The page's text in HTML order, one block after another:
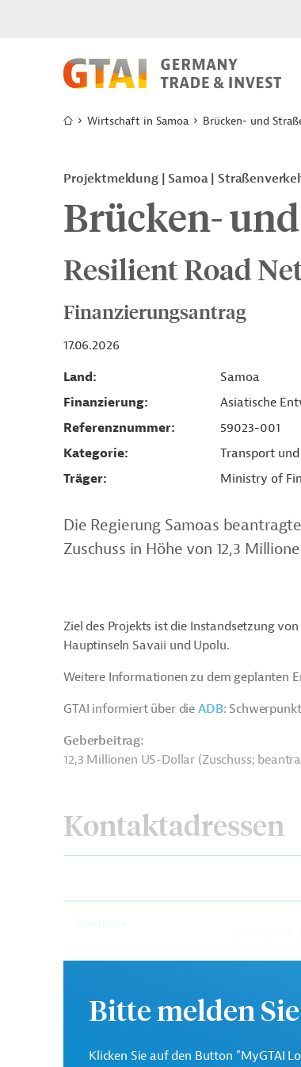
Wirtschaft in Samoa Brücken- und
Projektmeldung Samoa
Brücken-
Resilient Road
Finanzierungsantrag
17.06.2026
Land
Samoa
Finanzierung
Asiatische
Referenznummer
59023-001
Kategorie
Transport
Träger
Ministry of
Die Regierung Samoas
Zuschuss in Höhe von 12,3
Ziel des Projekts ist die Instandsetzung
Hauptinseln Savaii und Upolu.
Weitere Informationen zu dem geplanten
GTAI informiert über die ADB:
Geberbeitrag:
12,3 Millionen US-Dollar (Zuschuss;
Kontaktadressen
Ministry of Finance Projektträger
Bitte melden
Klicken Sie auf den Button "MyGTAI